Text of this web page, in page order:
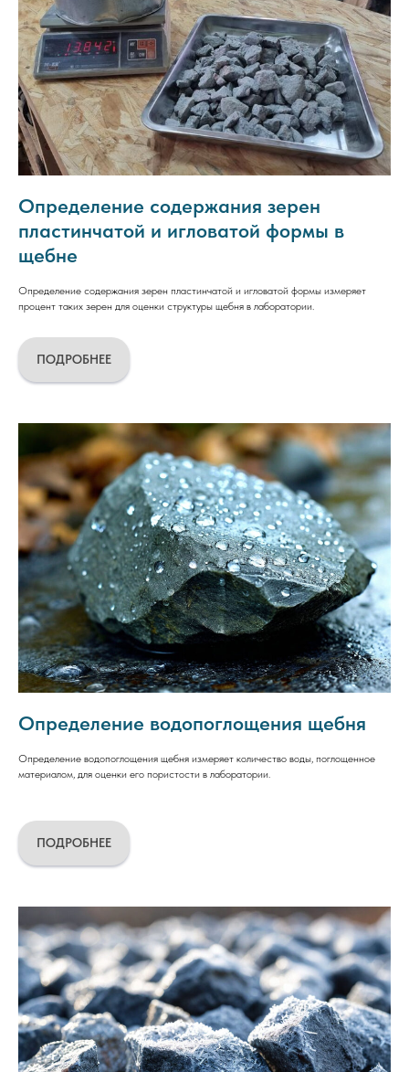
Определение содержания зерен
пластинчатой и игловатой формы в
щебне
Определение содержания зерен пластинчатой и игловатой формы измеряет
процент таких зерен для оценки структуры щебня в лаборатории.
ПОДРОБНЕЕ
Определение водопоглощения щебня
Определение водопоглощения щебня измеряет количество воды, поглощенное
материалом, для оценки его пористости в лаборатории.
ПОДРОБНЕЕ